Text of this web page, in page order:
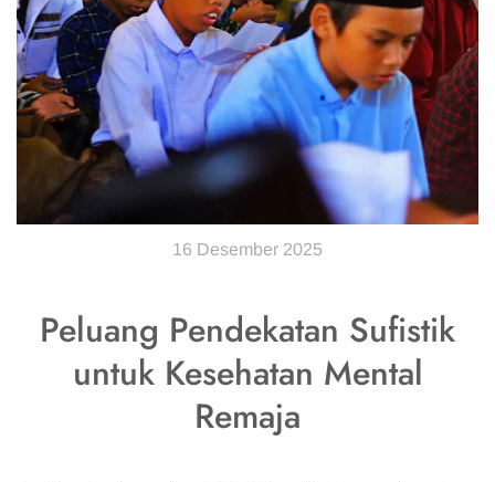
16 Desember 2025
Peluang Pendekatan Sufistik
untuk Kesehatan Mental
Remaja